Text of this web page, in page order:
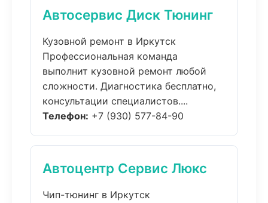
Автосервис Диск Тюнинг
Кузовной ремонт в Иркутск
Профессиональная команда
выполнит кузовной ремонт любой
сложности. Диагностика бесплатно,
консультации специалистов....
Телефон: +7 (930) 577-84-90
Автоцентр Сервис Люкс
Чип-тюнинг в Иркутск